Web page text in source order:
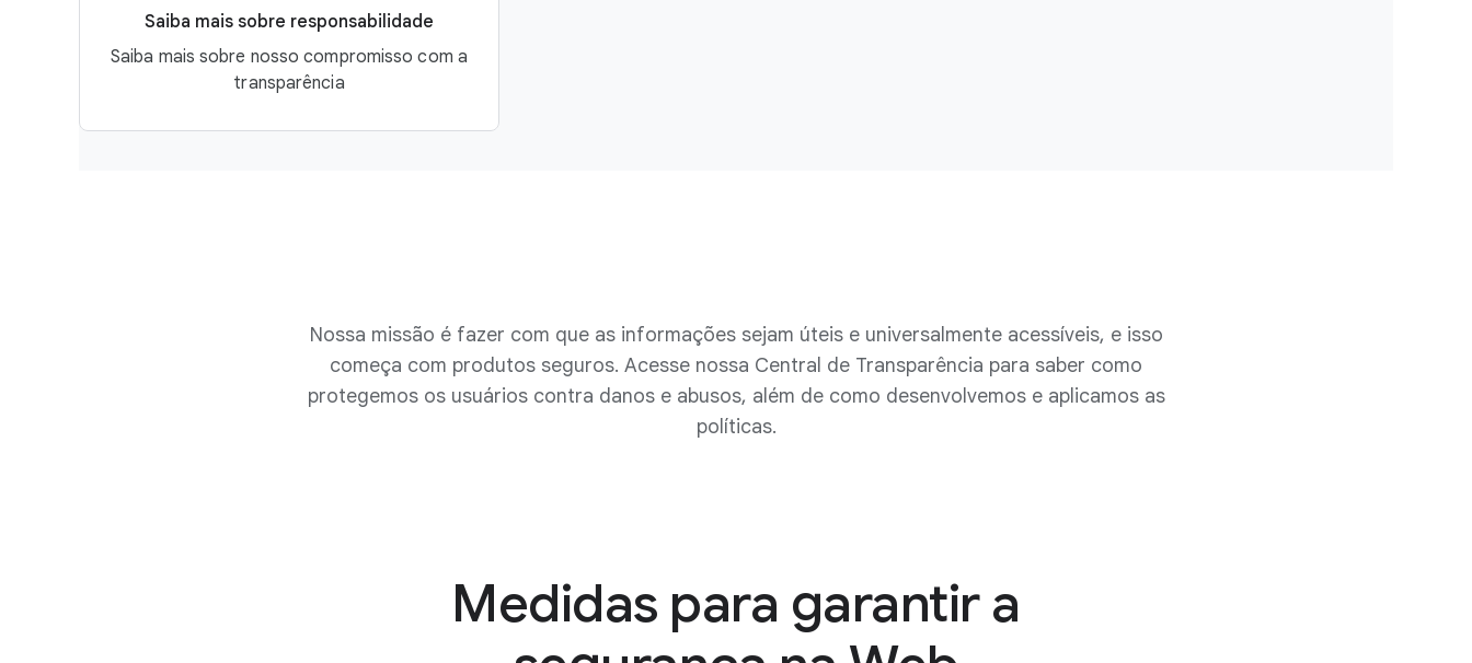
Saiba mais sobre responsabilidade
Saiba mais sobre nosso compromisso com a
transparência
Nossa missão é fazer com que as informações sejam úteis e universalmente acessíveis, e isso
começa com produtos seguros. Acesse nossa Central de Transparência para saber como
protegemos os usuários contra danos e abusos, além de como desenvolvemos e aplicamos as
políticas.
Medidas para garantir a